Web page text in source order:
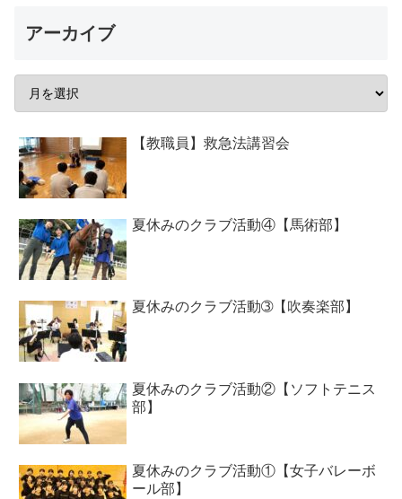
アーカイブ
【教職員】救急法講習会
夏休みのクラブ活動④【馬術部】
夏休みのクラブ活動➂【吹奏楽部】
夏休みのクラブ活動②【ソフトテニス
部】
夏休みのクラブ活動①【女子バレーボ
ール部】